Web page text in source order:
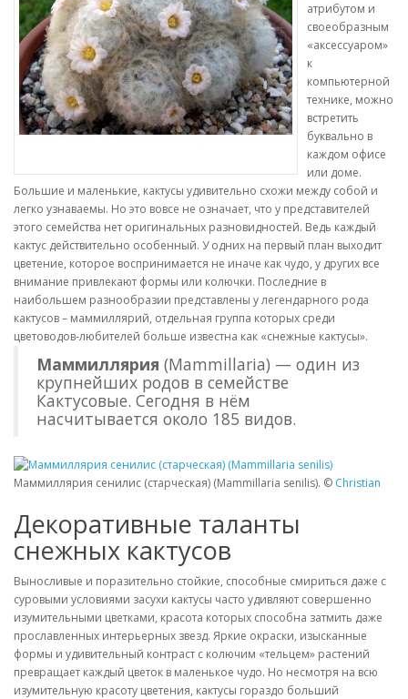
атрибутом и
своеобразным
«аксессуаром»
к
компьютерной
технике, можно
встретить
буквально в
каждом офисе
или доме.
Большие и маленькие, кактусы удивительно схожи между собой и
легко узнаваемы. Но это вовсе не означает, что у представителей
этого семейства нет оригинальных разновидностей. Ведь каждый
кактус действительно особенный. У одних на первый план выходит
цветение, которое воспринимается не иначе как чудо, у других все
внимание привлекают формы или колючки. Последние в
наибольшем разнообразии представлены у легендарного рода
кактусов – маммиллярий, отдельная группа которых среди
цветоводов-любителей больше известна как «снежные кактусы».
Маммиллярия (Mammillaria) — один из
крупнейших родов в семействе
Кактусовые. Сегодня в нём
насчитывается около 185 видов.
Маммиллярия сенилис (старческая) (Mammillaria senilis). © Christian
Декоративные таланты
снежных кактусов
Выносливые и поразительно стойкие, способные смириться даже с
суровыми условиями засухи кактусы часто удивляют совершенно
изумительными цветками, красота которых способна затмить даже
прославленных интерьерных звезд. Яркие окраски, изысканные
формы и удивительный контраст с колючим «тельцем» растений
превращает каждый цветок в маленькое чудо. Но несмотря на всю
изумительную красоту цветения, кактусы гораздо больший